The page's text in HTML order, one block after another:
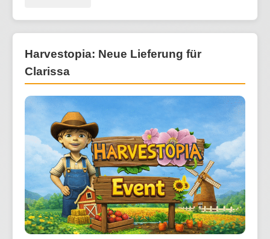
Harvestopia: Neue Lieferung für
Clarissa